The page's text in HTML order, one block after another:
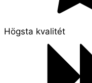
Högsta kvalitét